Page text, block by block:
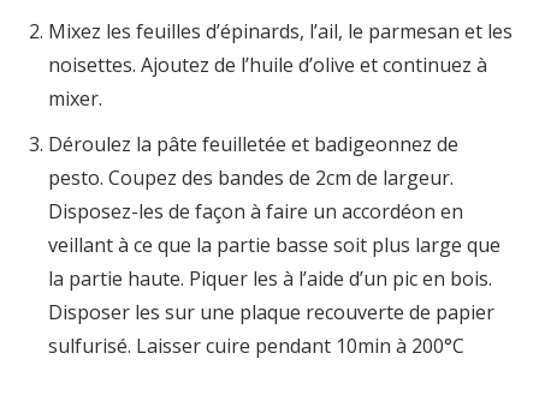
Mixez les feuilles d’épinards, l’ail, le parmesan et les
noisettes. Ajoutez de l’huile d’olive et continuez à
mixer.
Déroulez la pâte feuilletée et badigeonnez de
pesto. Coupez des bandes de 2cm de largeur.
Disposez-les de façon à faire un accordéon en
veillant à ce que la partie basse soit plus large que
la partie haute. Piquer les à l’aide d’un pic en bois.
Disposer les sur une plaque recouverte de papier
sulfurisé. Laisser cuire pendant 10min à 200°C